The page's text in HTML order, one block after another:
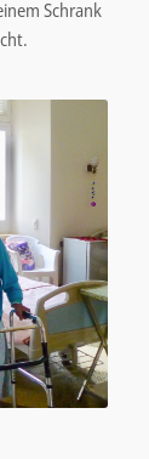
Schrank